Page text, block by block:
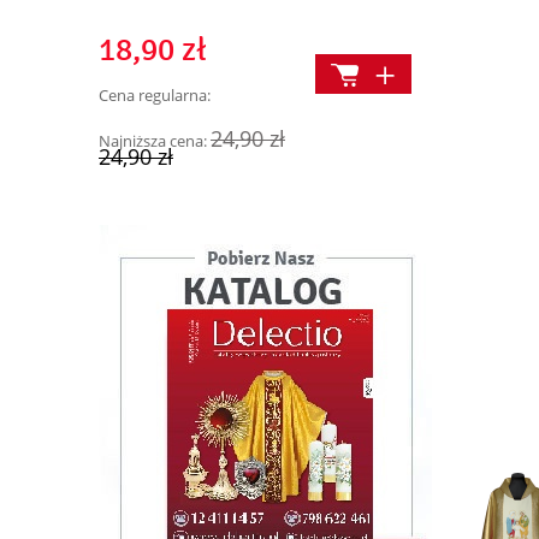
18,90 zł
Cena regularna:
24,90 zł
Najniższa cena:24,90 zł